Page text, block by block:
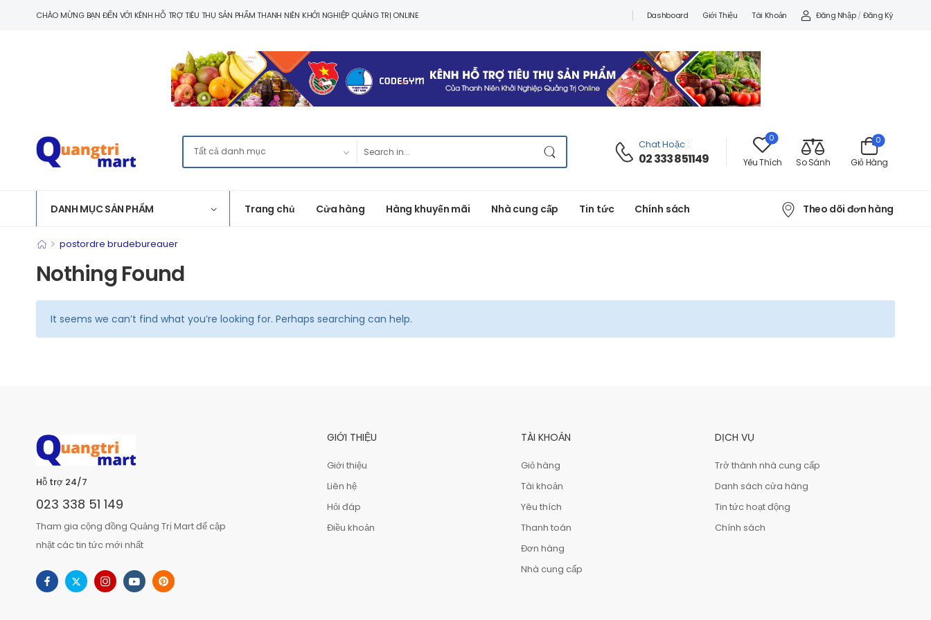
CHÀO MỪNG BẠN ĐẾN VỚI KÊNH HỖ TRỢ TIÊU THỤ SẢN PHẨM THANH NIÊN KHỞI NGHIỆP QUẢNG TRỊ ONLINE Dashboard Giới Thiệu Tài Khoản Đăng Nhập / Đăng Ký
Chat Hoặc :
02 333 851149
0
Yêu Thích So Sánh Giỏ Hàng
0
DANH MỤC SẢN PHẨM Trang chủ Cửa hàng Hàng khuyến mãi Nhà cung cấp Tin tức Chính sách Theo dõi đơn hàng
> postordre brudebureauer
Nothing Found
It seems we can’t find what you’re looking for. Perhaps searching can help.
Hỗ trợ 24/7
023 338 51 149
Tham gia cộng đồng Quảng Trị Mart để cập
nhật các tin tức mới nhất
GIỚI THIỆU
Giới thiệu
Liên hệ
Hỏi đáp
Điều khoản
TÀI KHOẢN
Giỏ hàng
Tài khoản
Yêu thích
Thanh toán
Đơn hàng
Nhà cung cấp
DỊCH VỤ
Trở thành nhà cung cấp
Danh sách cửa hàng
Tin tức hoạt động
Chính sách